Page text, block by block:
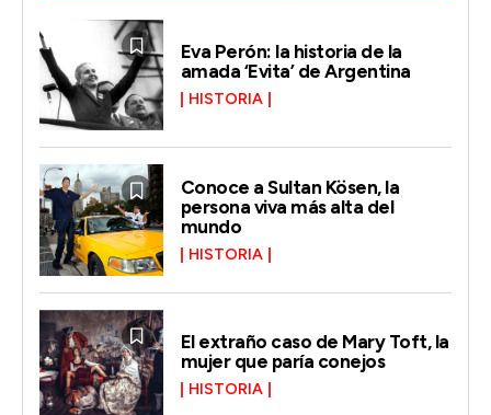
Eva Perón: la historia de la
amada ‘Evita’ de Argentina
HISTORIA
Conoce a Sultan Kösen, la
persona viva más alta del
mundo
HISTORIA
El extraño caso de Mary Toft, la
mujer que paría conejos
HISTORIA